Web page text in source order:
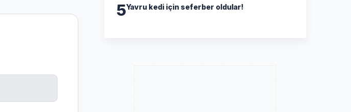
5Yavru kedi için seferber oldular!